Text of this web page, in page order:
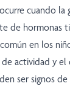
cuando la
de hormonas
en los
actividad y el
ser signos